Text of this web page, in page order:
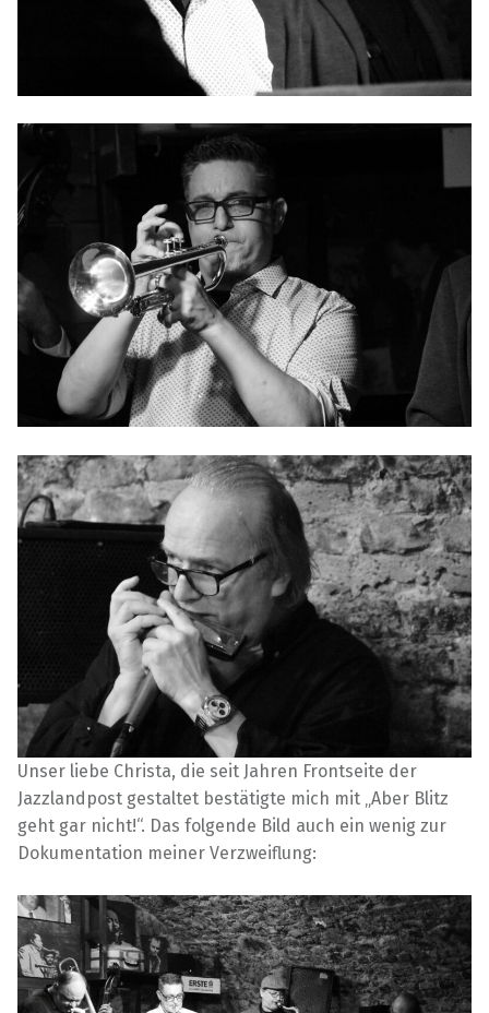
Unser liebe Christa, die seit Jahren Frontseite der
Jazzlandpost gestaltet bestätigte mich mit „Aber Blitz
geht gar nicht!“. Das folgende Bild auch ein wenig zur
Dokumentation meiner Verzweiflung: